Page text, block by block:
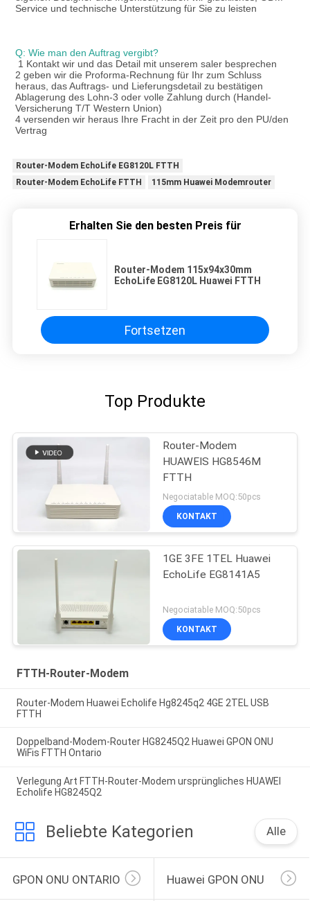
Service und technische Unterstützung für Sie zu leisten
Q: Wie man den Auftrag vergibt?
1 Kontakt wir und das Detail mit unserem saler besprechen
2 geben wir die Proforma-Rechnung für Ihr zum Schluss
heraus, das Auftrags- und Lieferungsdetail zu bestätigen
Ablagerung des Lohn-3 oder volle Zahlung durch (Handel-
Versicherung T/T Western Union)
4 versenden wir heraus Ihre Fracht in der Zeit pro den PU/den
Vertrag
Router-Modem EchoLife EG8120L FTTH
Router-Modem EchoLife FTTH
115mm Huawei Modemrouter
Erhalten Sie den besten Preis für
Router-Modem 115x94x30mm
EchoLife EG8120L Huawei FTTH
Fortsetzen
Top Produkte
Router-Modem
HUAWEIS HG8546M
FTTH
Negociatable MOQ:50pcs
KONTAKT
1GE 3FE 1TEL Huawei
EchoLife EG8141A5
Negociatable MOQ:50pcs
KONTAKT
FTTH-Router-Modem
Router-Modem Huawei Echolife Hg8245q2 4GE 2TEL USB
FTTH
Doppelband-Modem-Router HG8245Q2 Huawei GPON ONU
WiFis FTTH Ontario
Verlegung Art FTTH-Router-Modem ursprüngliches HUAWEI
Echolife HG8245Q2
Beliebte Kategorien Alle
GPON ONU ONTARIO Huawei GPON ONU